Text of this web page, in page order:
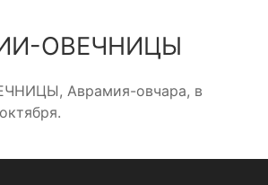
ОВЕЧНИЦЫ
Аврамия-овчара, в